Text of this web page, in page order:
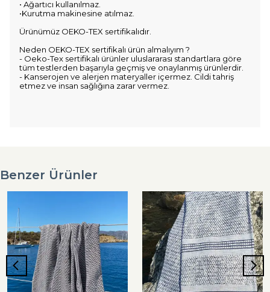
• Ağartıcı kullanılmaz.
•Kurutma makinesine atılmaz.
Ürünümüz OEKO-TEX sertifikalıdır.
Neden OEKO-TEX sertifikalı ürün almalıyım ?
- Oeko-Tex sertifikalı ürünler uluslararası standartlara göre
tüm testlerden başarıyla geçmiş ve onaylanmış ürünlerdir.
- Kanserojen ve alerjen materyaller içermez. Cildi tahriş
etmez ve insan sağlığına zarar vermez.
Benzer Ürünler